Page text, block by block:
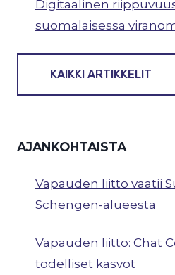
Digitaalinen
suomalaisessa
KAIKKI ARTIKKELIT
AJANKOHTAISTA
Vapauden liitto vaatii
Schengen-alueesta
Vapauden liitto: Chat
todelliset kasvot